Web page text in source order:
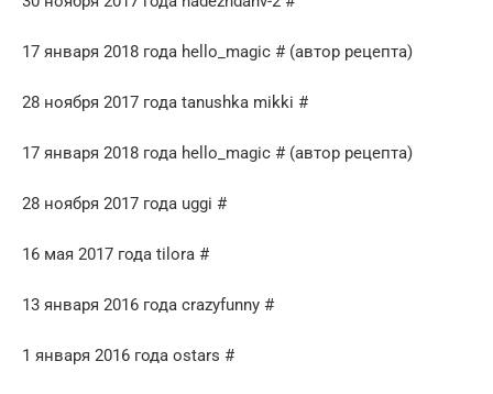
17 января 2018 года hello_magic # (автор рецепта)
28 ноября 2017 года tanushka mikki #
17 января 2018 года hello_magic # (автор рецепта)
28 ноября 2017 года uggi #
16 мая 2017 года tilora #
13 января 2016 года crazyfunny #
1 января 2016 года ostars #